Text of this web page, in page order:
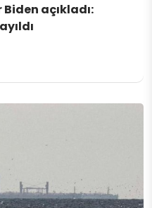
Biden açıkladı: